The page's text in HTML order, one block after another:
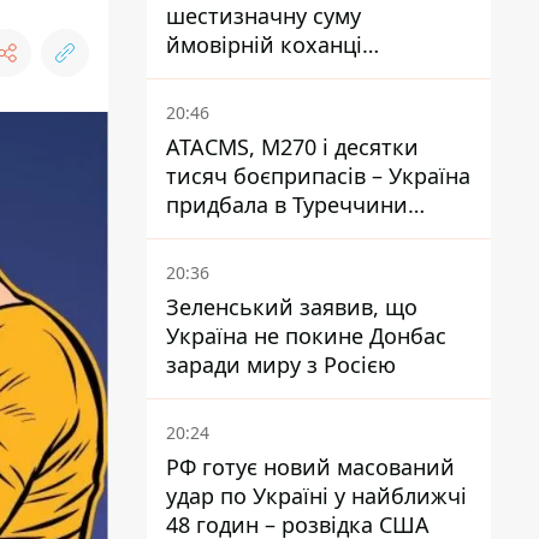
шестизначну суму
ймовірній коханці
Інфантіно - The Telegraph
20:46
ATACMS, M270 і десятки
тисяч боєприпасів – Україна
придбала в Туреччини
потужний пакет озброєння
20:36
Зеленський заявив, що
Україна не покине Донбас
заради миру з Росією
20:24
РФ готує новий масований
удар по Україні у найближчі
48 годин – розвідка США